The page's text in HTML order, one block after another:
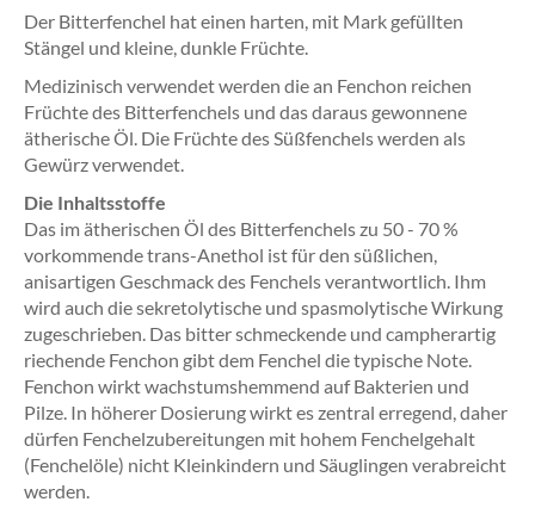
Der Bitterfenchel hat einen harten, mit Mark gefüllten
Stängel und kleine, dunkle Früchte.
Medizinisch verwendet werden die an Fenchon reichen
Früchte des Bitterfenchels und das daraus gewonnene
ätherische Öl. Die Früchte des Süßfenchels werden als
Gewürz verwendet.
Die Inhaltsstoffe
Das im ätherischen Öl des Bitterfenchels zu 50 - 70 %
vorkommende trans-Anethol ist für den süßlichen,
anisartigen Geschmack des Fenchels verantwortlich. Ihm
wird auch die sekretolytische und spasmolytische Wirkung
zugeschrieben. Das bitter schmeckende und campherartig
riechende Fenchon gibt dem Fenchel die typische Note.
Fenchon wirkt wachstumshemmend auf Bakterien und
Pilze. In höherer Dosierung wirkt es zentral erregend, daher
dürfen Fenchelzubereitungen mit hohem Fenchelgehalt
(Fenchelöle) nicht Kleinkindern und Säuglingen verabreicht
werden.